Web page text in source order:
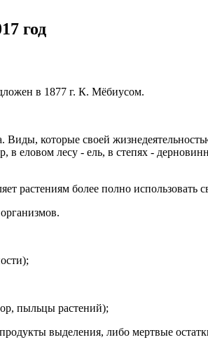
год
в 1877 г. К. Мёбиусом.
которые своей
еловом лесу - ель, в степях -
растениям более полно использовать
пыльцы растений);
выделения, либо мертвые